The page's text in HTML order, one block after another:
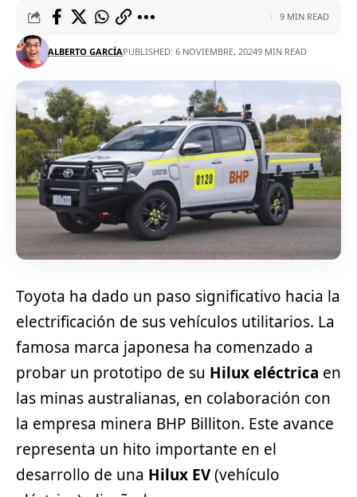
ALBERTO GARCÍAPUBLISHED: 6 NOVIEMBRE, 20249 MIN READ
9 MIN READ
Toyota ha dado un paso significativo hacia la
electrificación de sus vehículos utilitarios. La
famosa marca japonesa ha comenzado a
probar un prototipo de su Hilux eléctrica en
las minas australianas, en colaboración con
la empresa minera BHP Billiton. Este avance
representa un hito importante en el
desarrollo de una Hilux EV(vehículo